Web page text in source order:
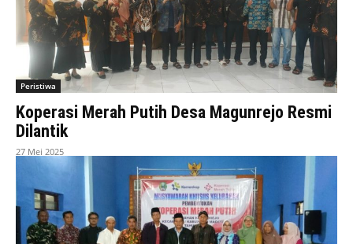
Peristiwa
Koperasi Merah Putih Desa Magunrejo Resmi
Dilantik
27 Mei 2025